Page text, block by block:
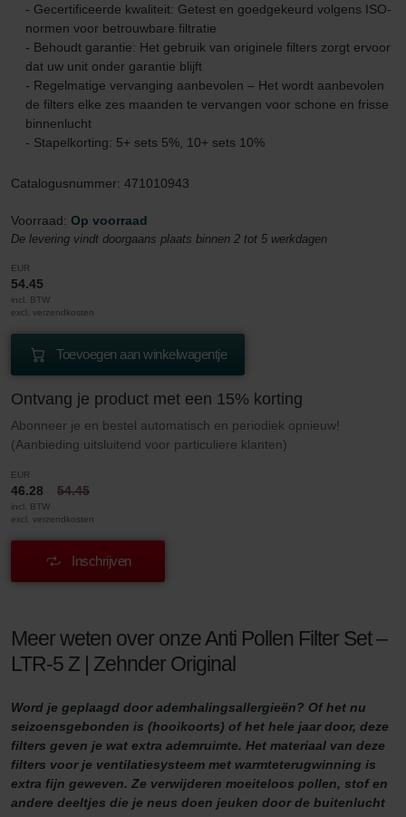
- Gecertificeerde kwaliteit: Getest en goedgekeurd volgens ISO-
normen voor betrouwbare filtratie
- Behoudt garantie: Het gebruik van originele filters zorgt ervoor
dat uw unit onder garantie blijft
- Regelmatige vervanging aanbevolen – Het wordt aanbevolen
de filters elke zes maanden te vervangen voor schone en frisse
binnenlucht
- Stapelkorting: 5+ sets 5%, 10+ sets 10%
Catalogusnummer: 471010943
Voorraad: Op voorraad
De levering vindt doorgaans plaats binnen 2 tot 5 werkdagen
EUR
54.45
incl. BTW
excl. verzendkosten
Toevoegen aan winkelwagentje
Ontvang je product met een 15% korting
Abonneer je en bestel automatisch en periodiek opnieuw!
(Aanbieding uitsluitend voor particuliere klanten)
EUR
46.28 54.45
incl. BTW
excl. verzendkosten
Inschrijven
Meer weten over onze Anti Pollen Filter Set –
LTR-5 Z | Zehnder Original
Word je geplaagd door ademhalingsallergieën? Of het nu
seizoensgebonden is (hooikoorts) of het hele jaar door, deze
filters geven je wat extra ademruimte. Het materiaal van deze
filters voor je ventilatiesysteem met warmteterugwinning is
extra fijn geweven. Ze verwijderen moeiteloos pollen, stof en
andere deeltjes die je neus doen jeuken door de buitenlucht